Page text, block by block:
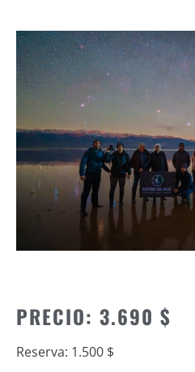
PRECIO: 3.690 $
Reserva: 1.500 $